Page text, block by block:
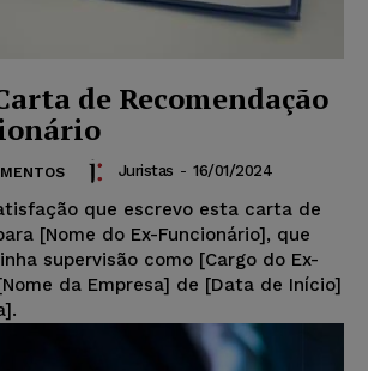
de Recomendação
Juristas - 16/01/2024
que escrevo esta carta de
[Nome do Ex-Funcionário], que
supervisão como [Cargo do Ex-
da Empresa] de [Data de Início]